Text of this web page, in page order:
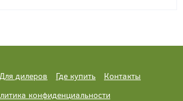
Для дилеров Где купить
Контакты
конфиденциальности